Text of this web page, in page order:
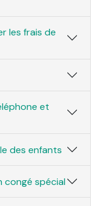
les frais de
et
des enfants
congé spécial